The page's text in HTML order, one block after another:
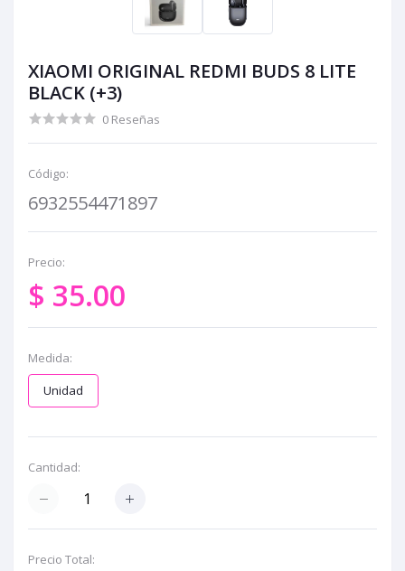
XIAOMI ORIGINAL REDMI BUDS 8 LITE
BLACK (+3)
0 Reseñas
Código:
6932554471897
Precio:
$ 35.00
Medida:
Unidad
Cantidad:
Precio Total: